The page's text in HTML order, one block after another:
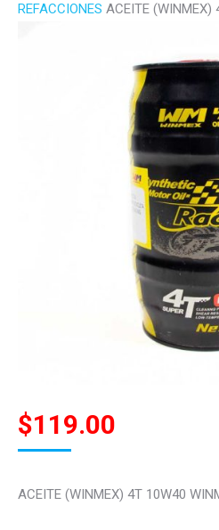
REFACCIONES ACEITE (WINMEX)
$119.00
ACEITE (WINMEX) 4T 10W40